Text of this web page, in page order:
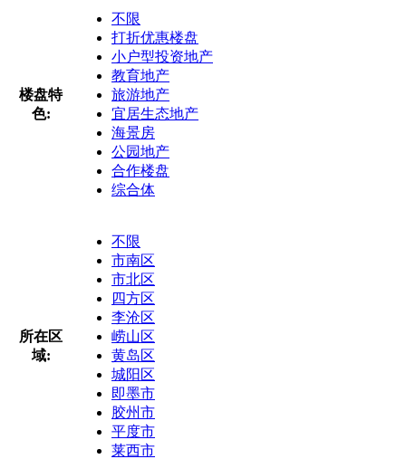
楼盘特
色:
不限
打折优惠楼盘
小户型投资地产
教育地产
旅游地产
宜居生态地产
海景房
公园地产
合作楼盘
综合体
所在区
域:
不限
市南区
市北区
四方区
李沧区
崂山区
黄岛区
城阳区
即墨市
胶州市
平度市
莱西市